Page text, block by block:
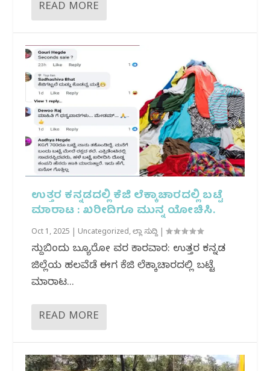
READ MORE
ಉತ್ತರ ಕನ್ನಡದಲ್ಲಿ ಕೆಜಿ ಲೆಕ್ಕಾಚಾರದಲ್ಲಿ ಬಟ್ಟೆ
ಮಾರಾಟ : ಖರೀದಿಗೂ‌ ಮುನ್ನ ಯೋಚಿಸಿ.
Oct 1, 2025 Uncategorized,ಜಿಲ್ಲಾ ಸುದ್ದಿ |
ಸುದ್ದಿಬಿಂದು ಬ್ಯೂರೋ ವರದಿ ಕಾರವಾರ: ಉತ್ತರ ಕನ್ನಡ
ಜಿಲ್ಲೆಯ ಹಲವೆಡೆ ಈಗ ಕೆಜಿ ಲೆಕ್ಕಾಚಾರದಲ್ಲಿ ಬಟ್ಟೆ
ಮಾರಾಟ...
READ MORE